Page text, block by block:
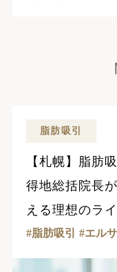
脂肪吸引
【札幌】脂肪
得地総括院長
える理想のラ
脂肪吸引 エル